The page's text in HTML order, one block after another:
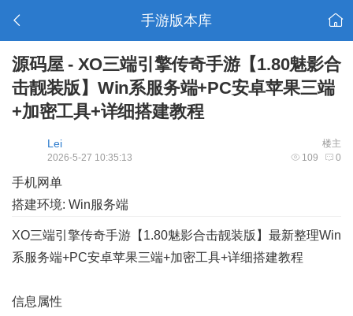
手游版本库
源码屋 - XO三端引擎传奇手游【1.80魅影合
击靓装版】Win系服务端+PC安卓苹果三端
+加密工具+详细搭建教程
楼主
Lei
109 0
2026-5-27 10:35:13
手机网单
搭建环境: Win服务端
XO三端引擎传奇手游【1.80魅影合击靓装版】最新整理Win
系服务端+PC安卓苹果三端+加密工具+详细搭建教程
信息属性